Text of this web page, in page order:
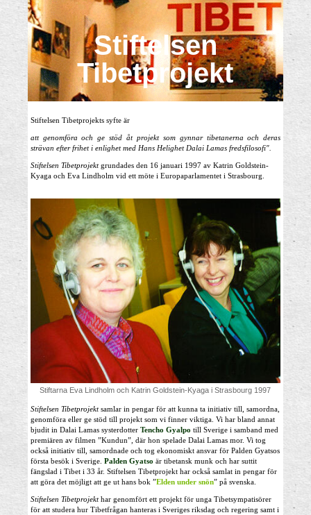
Stiftelsen
Tibetprojekt
Stiftelsen Tibetprojekts syfte är
att genomföra och ge stöd åt projekt som gynnar tibetanerna och deras
strävan efter frihet i enlighet med Hans Helighet Dalai Lamas fredsfilosofi".
Stiftelsen Tibetprojektgrundades den 16 januari 1997 av Katrin Goldstein-
Kyaga och Eva Lindholm vid ett möte i Europaparlamentet i Strasbourg.
Stiftarna Eva Lindholm och Katrin Goldstein-Kyaga i Strasbourg 1997
Stiftelsen Tibetprojektsamlar in pengar för att kunna ta initiativ till, samordna,
genomföra eller ge stöd till projekt som vi finner viktiga. Vi har bland annat
bjudit in Dalai Lamas systerdotter Tencho Gyalpo till Sverige i samband med
premiären av filmen ”Kundun”, där hon spelade Dalai Lamas mor. Vi tog
också initiativ till, samordnade och tog ekonomiskt ansvar för Palden Gyatsos
första besök i Sverige. Palden Gyatso är tibetansk munk och har suttit
fängslad i Tibet i 33 år. Stiftelsen Tibetprojekt har också samlat in pengar för
att göra det möjligt att ge ut hans bok ”Elden under snön” på svenska.
Stiftelsen Tibetprojekthar genomfört ett projekt för unga Tibetsympatisörer
för att studera hur Tibetfrågan hanteras i Sveriges riksdag och regering samt i